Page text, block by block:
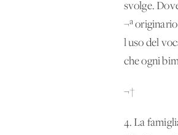
svolge.
¬ª
l'uso del
che ogni
¬†
4. La